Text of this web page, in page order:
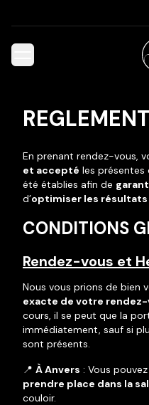
En prenant rendez-vous,
et accepté les présentes
été établies afin de
d’optimiser les
CONDITIONS
Rendez-vous et
Nous vous prions de bien
exacte de votre rendez-
cours, il se peut que la
immédiatement, sauf si
sont présents.
📍 À Anvers : Vous pouvez
prendre place dans la
couloir.